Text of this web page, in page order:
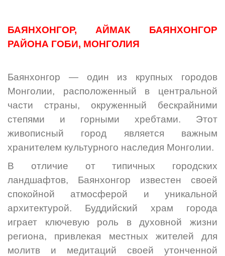
БАЯНХОНГОР, АЙМАК БАЯНХОНГОР
РАЙОНА ГОБИ, МОНГОЛИЯ
Баянхонгор — один из крупных городов
Монголии, расположенный в центральной
части страны, окруженный бескрайними
степями и горными хребтами. Этот
живописный город является важным
хранителем культурного наследия Монголии.
В отличие от типичных городских
ландшафтов, Баянхонгор известен своей
спокойной атмосферой и уникальной
архитектурой. Буддийский храм города
играет ключевую роль в духовной жизни
региона, привлекая местных жителей для
молитв и медитаций своей утонченной